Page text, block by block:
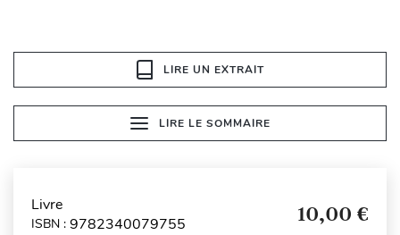
LIRE UN EXTRAIT
LIRE LE SOMMAIRE
Livre
ISBN : 9782340079755 10,00 €